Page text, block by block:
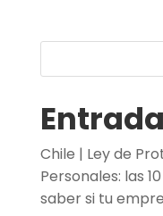
Chile | Ley de
Personales: las
saber si tu